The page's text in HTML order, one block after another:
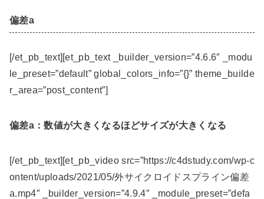
偏差a
[/et_pb_text][et_pb_text _builder_version=”4.6.6″ _modu
le_preset=”default” global_colors_info=”{}” theme_builde
r_area=”post_content”]
偏差a：数値が大きくなるほどサイズが大きくなる
[/et_pb_text][et_pb_video src=”https://c4dstudy.com/wp-c
ontent/uploads/2021/05/外サイクロイドスプライン偏差
a.mp4″ _builder_version=”4.9.4″ _module_preset=”defa